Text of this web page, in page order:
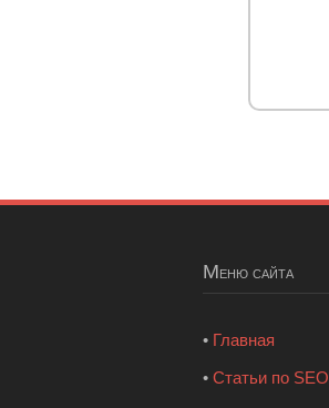
Меню сайта
• Главная
• Статьи по SEO